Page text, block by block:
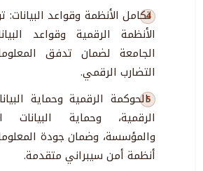
تكامل الأنظمة وقواعد
الأنظمة الرقمية وقواعد
الجامعة لضمان تدفق
التضارب الرقمي.
الحوكمة الرقمية وحماية
الرقمية، وحماية البيانات
والمؤسسة، وضمان جودة
أنظمة أمن سيبراني متقدمة.